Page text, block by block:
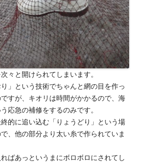
々と開けられてしまいます。
」という技術でちゃんと網の目を作っ
すが、キオリは時間がかかるので、海
応急の補修をするのみです。
的に追い込む「りょうどり」という場
、他の部分より太い糸で作られていま
ばあっというまにボロボロにされてし